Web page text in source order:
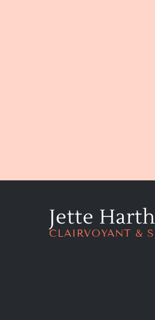
Jette
CLAIRVOYANT &